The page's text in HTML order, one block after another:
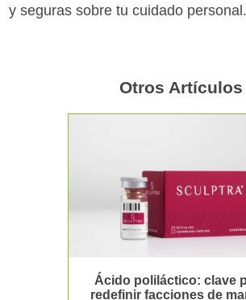
y seguras sobre tu cuidado personal.
Otros Artículos
Ácido poliláctico: clave
redefinir facciones de